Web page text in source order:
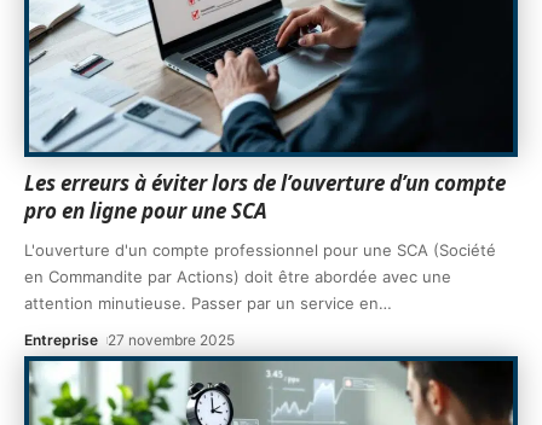
Les erreurs à éviter lors de l’ouverture d’un compte
pro en ligne pour une SCA
L'ouverture d'un compte professionnel pour une SCA (Société
en Commandite par Actions) doit être abordée avec une
attention minutieuse. Passer par un service en…
Entreprise 27 novembre 2025